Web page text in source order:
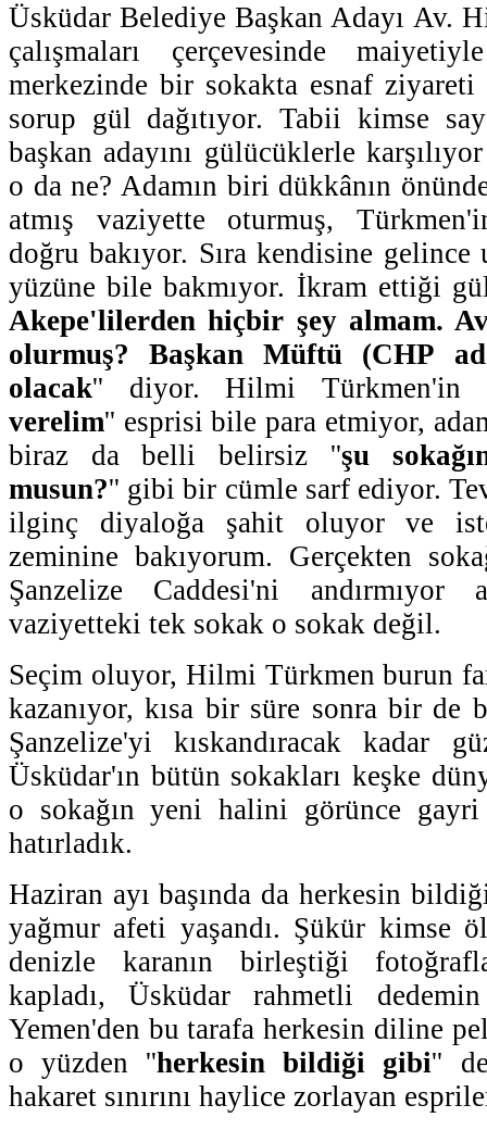
Üsküdar Belediye Başkan Adayı Av.
çalışmaları çerçevesinde
merkezinde bir sokakta esnaf ziyareti
sorup gül dağıtıyor. Tabii kimse
başkan adayını gülücüklerle
o da ne? Adamın biri dükkânın
atmış vaziyette oturmuş,
doğru bakıyor. Sıra kendisine gelince
yüzüne bile bakmıyor. İkram ettiği
Akepe'lilerden hiçbir şey almam.
olurmuş? Başkan Müftü (CHP
olacak'' diyor. Hilmi Türkmen'in
verelim'' esprisi bile para etmiyor,
biraz da belli belirsiz ''şu
musun?'' gibi bir cümle sarf ediyor.
ilginç diyaloğa şahit oluyor ve
zeminine bakıyorum. Gerçekten
Şanzelize Caddesi'ni
vaziyetteki tek sokak o sokak değil.
Seçim oluyor, Hilmi Türkmen burun
kazanıyor, kısa bir süre sonra bir de
Şanzelize'yi kıskandıracak kadar
Üsküdar'ın bütün sokakları keşke
o sokağın yeni halini görünce
hatırladık.
Haziran ayı başında da herkesin
yağmur afeti yaşandı. Şükür kimse
denizle karanın birleştiği
kapladı, Üsküdar rahmetli
Yemen'den bu tarafa herkesin diline
o yüzden ''herkesin bildiği gibi''
hakaret sınırını haylice zorlayan